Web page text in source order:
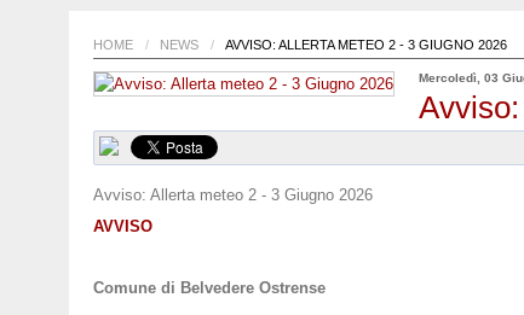
HOME / NEWS / AVVISO: ALLERTA METEO 2 - 3 GIUGNO 2026
Mercoledì, 03
Avviso: Allerta meteo 2 - 3 Giugno 2026
AVVISO
Comune di Belvedere Ostrense